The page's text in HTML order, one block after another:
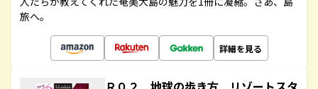
旅へ。
詳細を見る